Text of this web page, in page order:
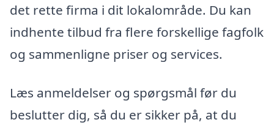
det rette firma i dit lokalområde. Du kan
indhente tilbud fra flere forskellige fagfolk
og sammenligne priser og services.
Læs anmeldelser og spørgsmål før du
beslutter dig, så du er sikker på, at du